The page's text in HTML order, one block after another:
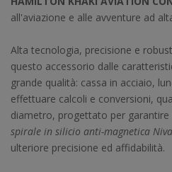
all'aviazione e alle avventure ad
Alta tecnologia, precisione e
questo accessorio dalle
grande qualità: cassa in acciaio,
effettuare calcoli e conversioni,
diametro, progettato per
spirale in silicio anti-magnetica
ulteriore precisione ed affidabilità.